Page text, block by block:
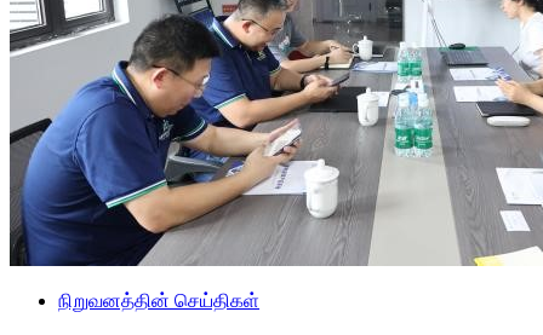
நிறுவனத்தின் செய்திகள்